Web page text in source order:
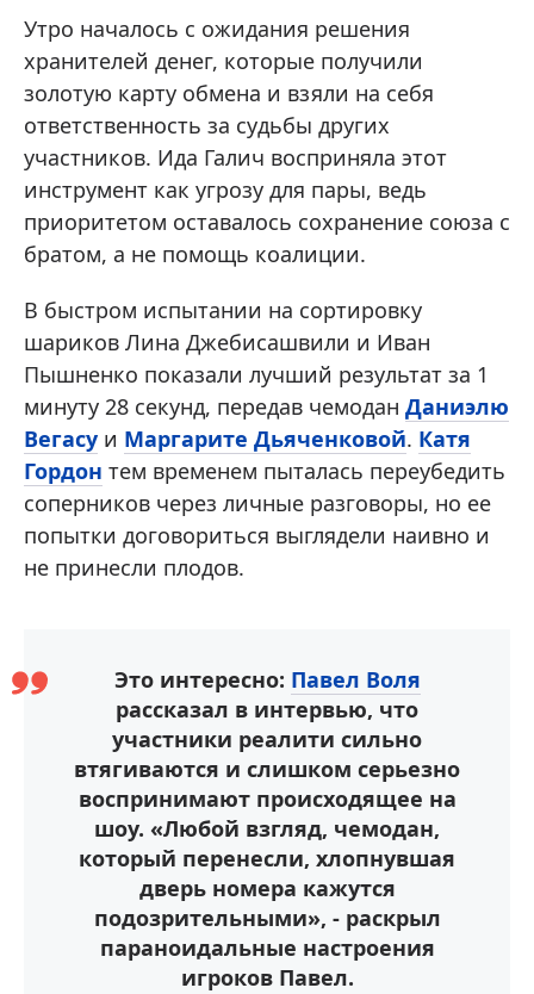
Утро началось с ожидания решения
хранителей денег, которые получили
золотую карту обмена и взяли на себя
ответственность за судьбы других
участников. Ида Галич восприняла этот
инструмент как угрозу для пары, ведь
приоритетом оставалось сохранение союза с
братом, а не помощь коалиции.
В быстром испытании на сортировку
шариков Лина Джебисашвили и Иван
Пышненко показали лучший результат за 1
минуту 28 секунд, передав чемодан Даниэлю
Вегасу и Маргарите Дьяченковой. Катя
Гордон тем временем пыталась переубедить
соперников через личные разговоры, но ее
попытки договориться выглядели наивно и
не принесли плодов.
Это интересно: Павел Воля
рассказал в интервью, что
участники реалити сильно
втягиваются и слишком серьезно
воспринимают происходящее на
шоу. «Любой взгляд, чемодан,
который перенесли, хлопнувшая
дверь номера кажутся
подозрительными», - раскрыл
параноидальные настроения
игроков Павел.